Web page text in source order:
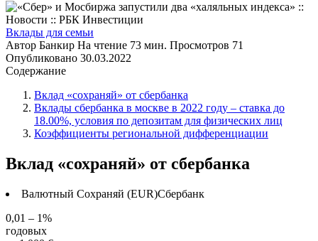
Вклады для семьи
Автор Банкир На чтение 73 мин. Просмотров 71
Опубликовано 30.03.2022
Содержание
Вклад «сохраняй» от сбербанка
Вклады сбербанка в москве в 2022 году – ставка до
18.00%, условия по депозитам для физических лиц
Коэффициенты региональной дифференциации
Вклад «сохраняй» от сбербанка
Валютный Сохраняй (EUR)Сбербанк
0,01 – 1%
годовых